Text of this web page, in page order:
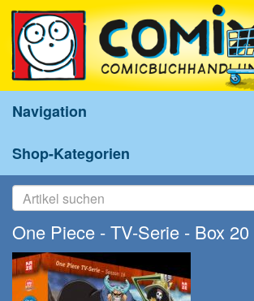
Navigation
Shop-Kategorien
One Piece - TV-Serie - Box 20